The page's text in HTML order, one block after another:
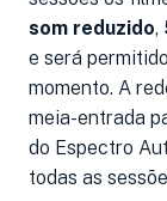
som reduzido,
e será
momento. A
meia-entrada
do Espectro
todas as